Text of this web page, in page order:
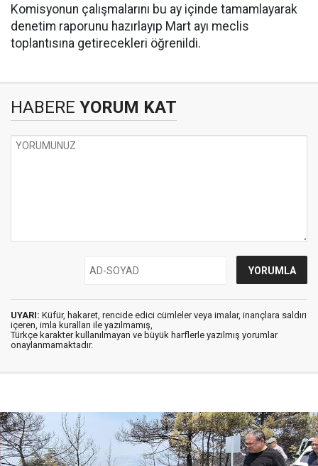
Komisyonun çalışmalarını bu ay içinde tamamlayarak
denetim raporunu hazırlayıp Mart ayı meclis
toplantısına getirecekleri öğrenildi.
HABERE YORUM KAT
UYARI: Küfür, hakaret, rencide edici cümleler veya imalar, inançlara saldırı
içeren, imla kuralları ile yazılmamış,
Türkçe karakter kullanılmayan ve büyük harflerle yazılmış yorumlar
onaylanmamaktadır.